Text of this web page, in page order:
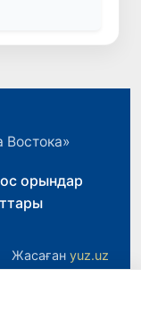
Востока»
орындар
Жасаған yuz.uz